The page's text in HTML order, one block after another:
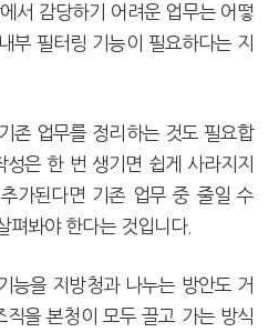
서 감당하기 어려운 업무는 어떻
부 필터링 기능이 필요하다는 지
존 업무를 정리하는 것도 필요합
은 한 번 생기면 쉽게 사라지지
가된다면 기존 업무 중 줄일 수
펴봐야 한다는 것입니다.
능을 지방청과 나누는 방안도 거
을 본청이 모두 끌고 가는 방식